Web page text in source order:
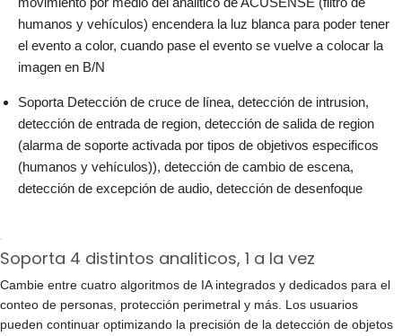
humanos y vehículos) encendera la luz blanca para poder tener
el evento a color, cuando pase el evento se vuelve a colocar la
imagen en B/N
Soporta Detección de cruce de línea, detección de intrusion,
detección de entrada de region, detección de salida de region
(alarma de soporte activada por tipos de objetivos especificos
(humanos y vehículos)), detección de cambio de escena,
detección de excepción de audio, detección de desenfoque
Soporta 4 distintos analiticos, 1 a la vez
Cambie entre cuatro algoritmos de IA integrados y dedicados para el
conteo de personas, protección perimetral y más. Los usuarios
pueden continuar optimizando la precisión de la detección de objetos